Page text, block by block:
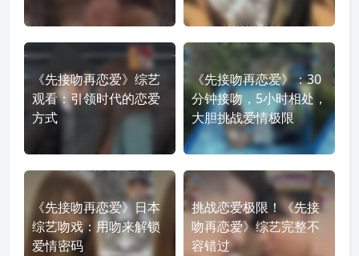
《先接吻再恋爱》综艺
观看：引领时代的恋爱
方式
《先接吻再恋爱》：30
分钟接吻，5小时相处，
大胆挑战爱情极限
《先接吻再恋爱》日本
综艺吻戏：用吻来解锁
爱情密码
挑战恋爱极限！《先接
吻再恋爱》综艺完整不
容错过